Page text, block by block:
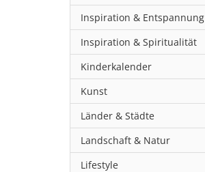
Inspiration & Entspannung
Inspiration & Spiritualität
Kinderkalender
Kunst
Länder & Städte
Landschaft & Natur
Lifestyle